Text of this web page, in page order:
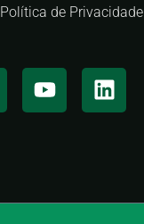
Política de Privacidade